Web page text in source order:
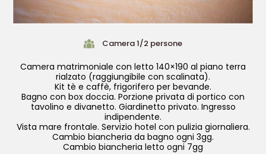
Camera 1/2 persone
Camera matrimoniale con letto 140×190 al piano terra
rialzato (raggiungibile con scalinata).
Kit tè e caffè, frigorifero per bevande.
Bagno con box doccia. Porzione privata di portico con
tavolino e divanetto. Giardinetto privato. Ingresso
indipendente.
Vista mare frontale. Servizio hotel con pulizia giornaliera.
Cambio biancheria da bagno ogni 3gg.
Cambio biancheria letto ogni 7gg